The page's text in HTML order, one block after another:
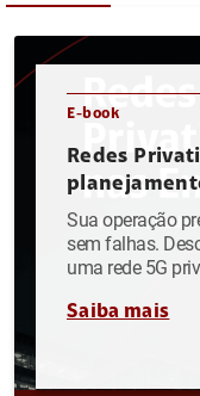
E-book
Redes
Sua operação
sem falhas.
uma rede 5G
Saiba mais